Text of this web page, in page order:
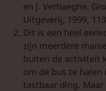
en J. Verhaeghe.
Uitgeverij, 1999,
Dit is een heel
zijn meerdere
buiten de activiteit
om de bus te
tastbaar ding.